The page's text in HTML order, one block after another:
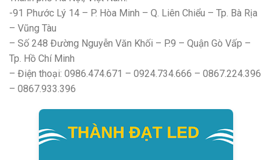
-91 Phước Lý 14 – P. Hòa Minh – Q. Liên Chiểu – Tp. Bà Rịa
– Vũng Tàu
– Số 248 Đường Nguyễn Văn Khối – P.9 – Quận Gò Vấp –
Tp. Hồ Chí Minh
– Điện thoại: 0986.474.671 – 0924.734.666 – 0867.224.396
– 0867.933.396